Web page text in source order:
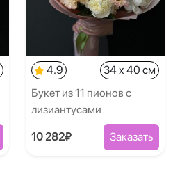
4.9
34 x 40 см
Букет из 11 пионов с
лизиантусами
10 282₽ Заказать